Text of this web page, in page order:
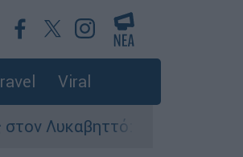
Viral
Σορός σε